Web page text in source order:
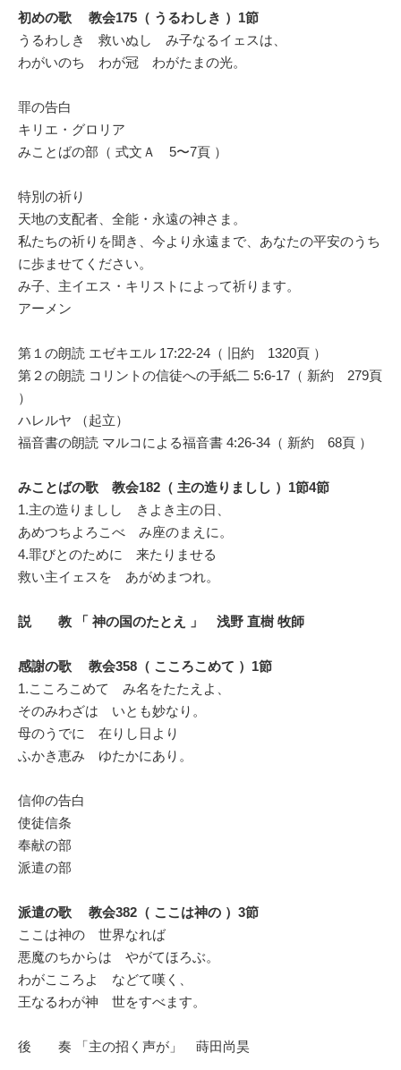
初めの歌 教会175（ うるわしき ）1節
うるわしき 救いぬし み子なるイェスは、
わがいのち わが冠 わがたまの光。
罪の告白
キリエ・グロリア
みことばの部（ 式文Ａ 5〜7頁 ）
特別の祈り
天地の支配者、全能・永遠の神さま。
私たちの祈りを聞き、今より永遠まで、あなたの平安のうち
に歩ませてください。
み子、主イエス・キリストによって祈ります。
アーメン
第１の朗読 エゼキエル 17:22-24（ 旧約 1320頁 ）
第２の朗読 コリントの信徒への手紙二 5:6-17（ 新約 279頁
）
ハレルヤ （起立）
福音書の朗読 マルコによる福音書 4:26-34（ 新約 68頁 ）
みことばの歌 教会182（ 主の造りましし ）1節4節
1.主の造りましし きよき主の日、
あめつちよろこべ み座のまえに。
4.罪びとのために 来たりませる
救い主イェスを あがめまつれ。
説 教 「 神の国のたとえ 」 浅野 直樹 牧師
感謝の歌 教会358（ こころこめて ）1節
1.こころこめて み名をたたえよ、
そのみわざは いとも妙なり。
母のうでに 在りし日より
ふかき恵み ゆたかにあり。
信仰の告白
使徒信条
奉献の部
派遣の部
派遣の歌 教会382（ ここは神の ）3節
ここは神の 世界なれば
悪魔のちからは やがてほろぶ。
わがこころよ などて嘆く、
王なるわが神 世をすべます。
後 奏 「主の招く声が」 蒔田尚昊